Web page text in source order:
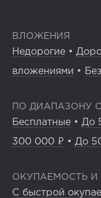
ВЛОЖЕНИЯ
Недорогие •
вложениями •
ПО ДИАПАЗОНУ
Бесплатные • До
300 000 ₽ • До
ОКУПАЕМОСТЬ И
С быстрой